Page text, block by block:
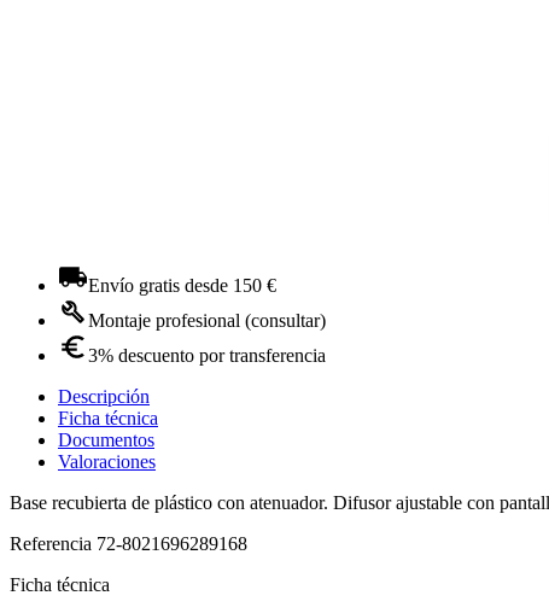
Envío gratis desde 150 €
Montaje profesional (consultar)
3% descuento por transferencia
Descripción
Ficha técnica
Documentos
Valoraciones
Base recubierta de plástico con atenuador. Difusor ajustable con
Referencia 72-8021696289168
Ficha técnica